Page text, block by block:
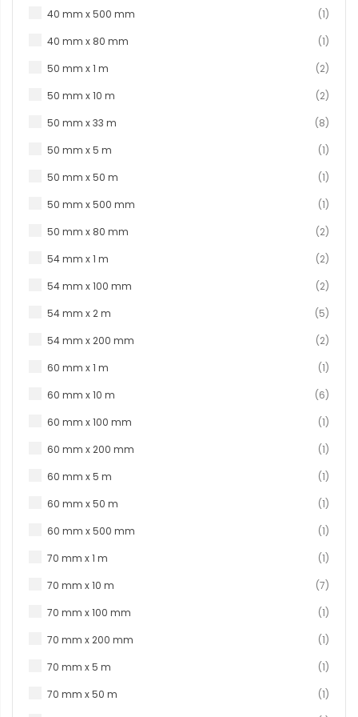
40 mm x 500 mm 1
40 mm x 80 mm 1
50 mm x 1 m 2
50 mm x 10 m 2
50 mm x 33 m 8
50 mm x 5 m 1
50 mm x 50 m 1
50 mm x 500 mm 1
50 mm x 80 mm 2
54 mm x 1 m 2
54 mm x 100 mm 2
54 mm x 2 m 5
54 mm x 200 mm 2
60 mm x 1 m 1
60 mm x 10 m 6
60 mm x 100 mm 1
60 mm x 200 mm 1
60 mm x 5 m 1
60 mm x 50 m 1
60 mm x 500 mm 1
70 mm x 1 m 1
70 mm x 10 m 7
70 mm x 100 mm 1
70 mm x 200 mm 1
70 mm x 5 m 1
70 mm x 50 m 1